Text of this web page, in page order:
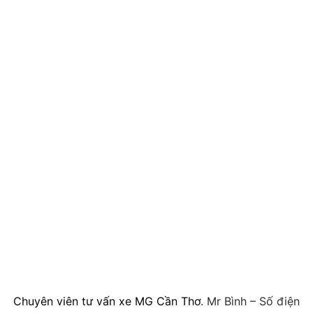
Chuyên viên tư vấn xe MG Cần Thơ. Mr Bình – Số điện